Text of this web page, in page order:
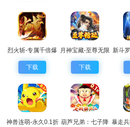
烈火斩-专属千倍爆
下载
月神宝藏-至尊无限
券
下载
新斗
神兽连萌-永久0.1折 葫芦兄弟：七子降 暴走